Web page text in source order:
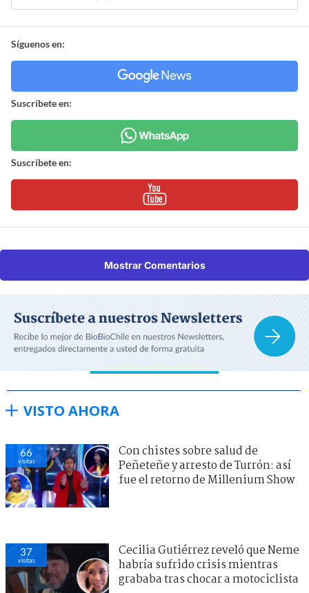
Síguenos en:
Suscríbete en:
Suscríbete en:
Mostrar Comentarios
VISTO AHORA
66
visitas
Con chistes sobre salud de
Peñeteñe y arresto de Turrón: así
fue el retorno de Millenium Show
37
visitas
Cecilia Gutiérrez reveló que Neme
habría sufrido crisis mientras
grababa tras chocar a motociclista